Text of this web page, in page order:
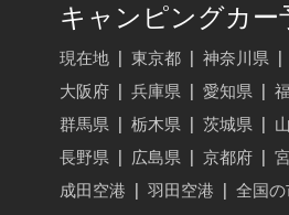
キャンピングカー
現在地 東京都 神奈川県
大阪府
兵庫県 愛知県
群馬県
栃木県 茨城県
長野県
広島県 京都府
成田空港
羽田空港
全国